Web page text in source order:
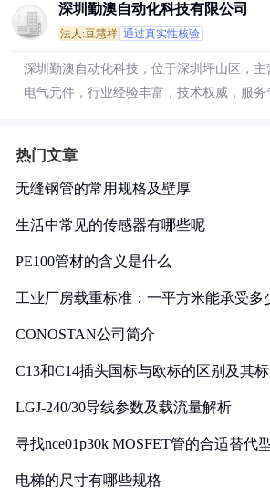
深圳勤澳自动化科技有限公司
法人:豆慧祥 通过真实性核验
深圳勤澳自动化科技，位于深圳坪山区，
电气元件，行业经验丰富，技术权威，服务
热门文章
无缝钢管的常用规格及壁厚
生活中常见的传感器有哪些呢
PE100管材的含义是什么
工业厂房载重标准：一平方米能承受多
CONOSTAN公司简介
C13和C14插头国标与欧标的区别及其
LGJ-240/30导线参数及载流量解析
寻找nce01p30k MOSFET管的合适替代
电梯的尺寸有哪些规格